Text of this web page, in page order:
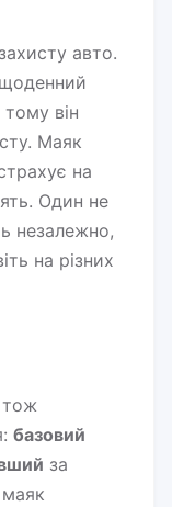
авто.
він
Маяк
на
Один не
незалежно,
на різних
тож
базовий
за